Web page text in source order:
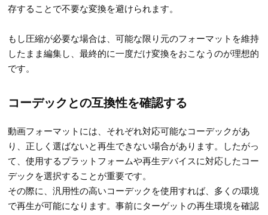
存することで不要な変換を避けられます。
もし圧縮が必要な場合は、可能な限り元のフォーマットを維持
したまま編集し、最終的に一度だけ変換をおこなうのが理想的
です。
コーデックとの互換性を確認する
動画フォーマットには、それぞれ対応可能なコーデックがあ
り、正しく選ばないと再生できない場合があります。したがっ
て、使用するプラットフォームや再生デバイスに対応したコー
デックを選択することが重要です。
その際に、汎用性の高いコーデックを使用すれば、多くの環境
で再生が可能になります。事前にターゲットの再生環境を確認